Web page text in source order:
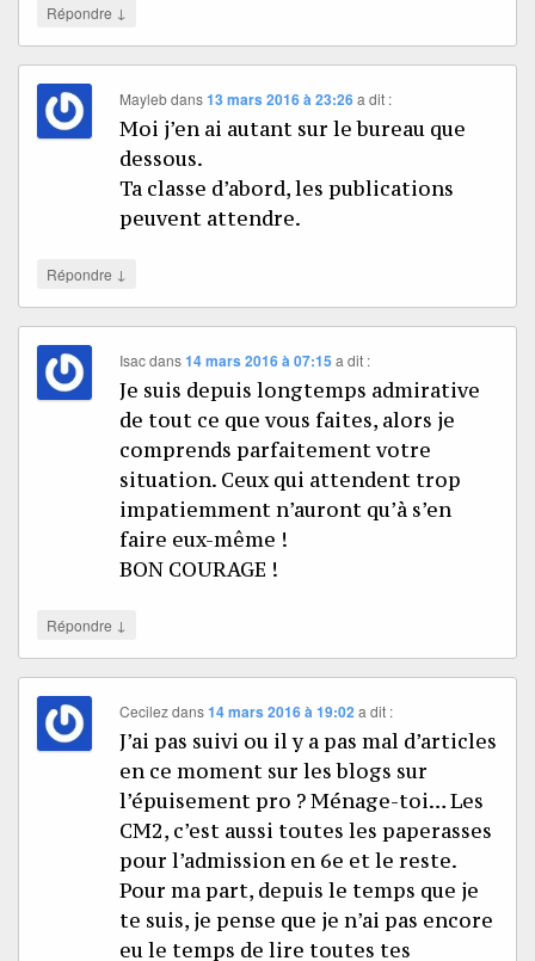
Répondre ↓
Maylebdans13 mars 2016 à 23:26 a dit :
Moi j’en ai autant sur le bureau que
dessous.
Ta classe d’abord, les publications
peuvent attendre.
Répondre ↓
Isacdans14 mars 2016 à 07:15 a dit :
Je suis depuis longtemps admirative
de tout ce que vous faites, alors je
comprends parfaitement votre
situation. Ceux qui attendent trop
impatiemment n’auront qu’à s’en
faire eux-même !
BON COURAGE !
Répondre ↓
Cecilezdans14 mars 2016 à 19:02 a dit :
J’ai pas suivi ou il y a pas mal d’articles
en ce moment sur les blogs sur
l’épuisement pro ? Ménage-toi… Les
CM2, c’est aussi toutes les paperasses
pour l’admission en 6e et le reste.
Pour ma part, depuis le temps que je
te suis, je pense que je n’ai pas encore
eu le temps de lire toutes tes